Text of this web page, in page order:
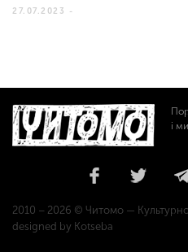
27.07.2023 -
і
2010 – 2026 © Читомо —
designed by Kotseba